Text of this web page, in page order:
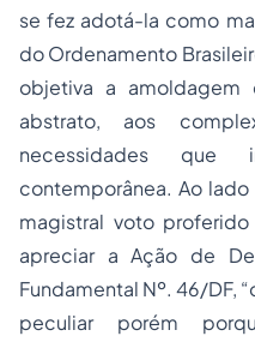
se fez adotá-la como
do Ordenamento
objetiva a
abstrato, aos
necessidades que
contemporânea. Ao
magistral voto
apreciar a Ação de
Fundamental Nº. 46/DF,
peculiar porém